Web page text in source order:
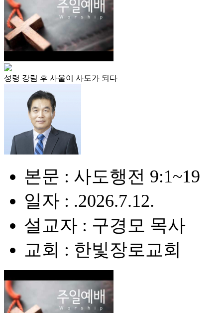
성령 강림 후 사울이 사도가 되다
본문 : 사도행전 9:1~19
일자 : .2026.7.12.
설교자 : 구경모 목사
교회 : 한빛장로교회